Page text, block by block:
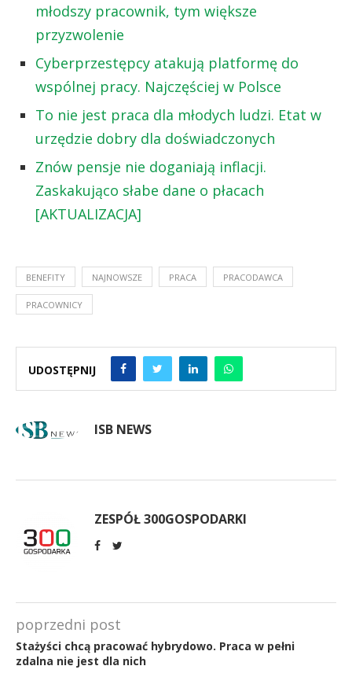
młodszy pracownik, tym większe
przyzwolenie
Cyberprzestępcy atakują platformę do
wspólnej pracy. Najczęściej w Polsce
To nie jest praca dla młodych ludzi. Etat w
urzędzie dobry dla doświadczonych
Znów pensje nie doganiają inflacji.
Zaskakująco słabe dane o płacach
[AKTUALIZACJA]
BENEFITY NAJNOWSZE PRACA PRACODAWCA
PRACOWNICY
UDOSTĘPNIJ
ISB NEWS
ZESPÓŁ 300GOSPODARKI
poprzedni post
Stażyści chcą pracować hybrydowo. Praca w pełni
zdalna nie jest dla nich